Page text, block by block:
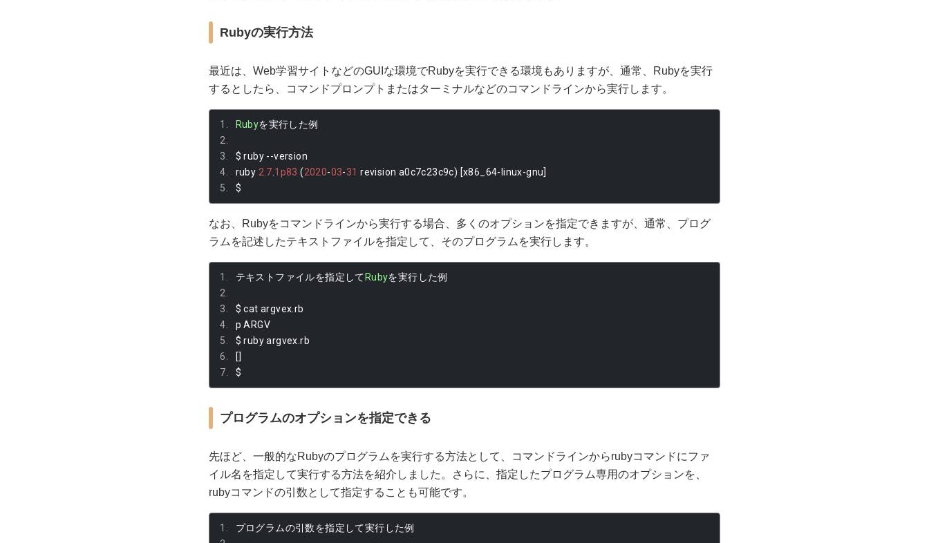
Rubyの実行方法
最近は、Web学習サイトなどのGUIな環境でRubyを実行できる環境もありますが、通常、Rubyを実行
するとしたら、コマンドプロンプトまたはターミナルなどのコマンドラインから実行します。
Rubyを実行した例
$ ruby --version
ruby 2.7 1p83 (2020-03-31 revision a0c7c23c9c) [x86_64- linux-gnu]
$
なお、Rubyをコマンドラインから実行する場合、多くのオプションを指定できますが、通常、プログ
ラムを記述したテキストファイルを指定して、そのプログラムを実行します。
テキストファイルを指定して Rubyを実行した例
$ cat argvex rb
p ARGV
$ ruby argvex .rb
[]
$
プログラムのオプションを指定できる
先ほど、一般的なRubyのプログラムを実行する方法として、コマンドラインからrubyコマンドにファ
イル名を指定して実行する方法を紹介しました。さらに、指定したプログラム専用のオプションを、
rubyコマンドの引数として指定することも可能です。
プログラムの引数を指定して実行した例